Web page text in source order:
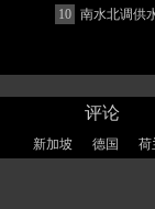
10 南水北调供
评论
新加坡 德国 荷